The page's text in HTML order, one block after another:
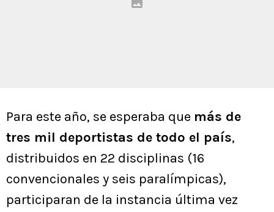
Para este año, se esperaba que más de
tres mil deportistas de todo el país,
distribuidos en 22 disciplinas (16
convencionales y seis paralímpicas),
participaran de la instancia última vez